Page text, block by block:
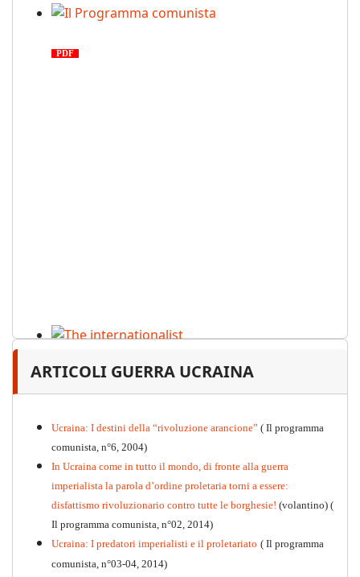
PDF
PDF n.12, 2026
ARTICOLI GUERRA UCRAINA
Ucraina: I destini della “rivoluzione arancione” ( Il programma
comunista, n°6, 2004)
In Ucraina come in tutto il mondo, di fronte alla guerra
imperialista la parola d’ordine proletaria torni a essere:
disfattismo rivoluzionario contro tutte le borghesie! (volantino) (
Il programma comunista, n°02, 2014)
Ucraina: I predatori imperialisti e il proletariato ( Il programma
comunista, n°03-04, 2014)